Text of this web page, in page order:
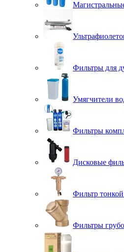
Фильтры для
Умягчители
Фильтры
Дисковые
Фильтр
Фильтры